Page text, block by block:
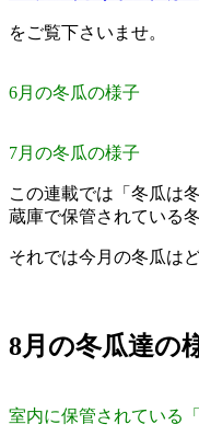
をご覧下さいませ。
6月の冬瓜の様子
7月の冬瓜の様子
この連載では「冬瓜は
蔵庫で保管されている
それでは今月の冬瓜は
8月の冬瓜達の
室内に保管されている